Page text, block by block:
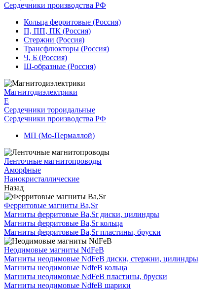
Сердечники производства РФ
Кольца ферритовые (Россия)
П, ПП, ПК (Россия)
Стержни (Россия)
Трансфлюкторы (Россия)
Ч, Б (Россия)
Ш-образные (Россия)
Магнитодиэлектрики
E
Сердечники тороидальные
Сердечники производства РФ
МП (Мо-Пермаллой)
Ленточные магнитопроводы
Аморфные
Нанокристаллические
Назад
Ферритовые магниты Ba,Sr
Магниты ферритовые Ba,Sr диски, цилиндры
Магниты ферритовые Ba,Sr кольца
Магниты ферритовые Ba,Sr пластины, бруски
Неодимовые магниты NdFeB
Магниты неодимовые NdFeB диски, стержни, цилиндры
Магниты неодимовые NdfeB кольца
Магниты неодимовые NdFeB пластины, бруски
Магниты неодимовые NdfeB шарики